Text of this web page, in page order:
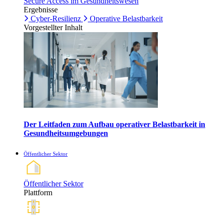
Ergebnisse
Cyber-Resilienz
Operative Belastbarkeit
Vorgestellter Inhalt
Der Leitfaden zum Aufbau operativer Belastbarkeit in
Gesundheitsumgebungen
Öffentlicher Sektor
Öffentlicher Sektor
Plattform